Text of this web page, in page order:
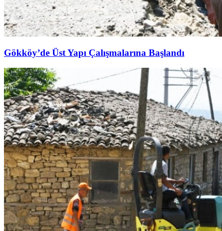
Gökköy’de Üst Yapı Çalışmalarına Başlandı